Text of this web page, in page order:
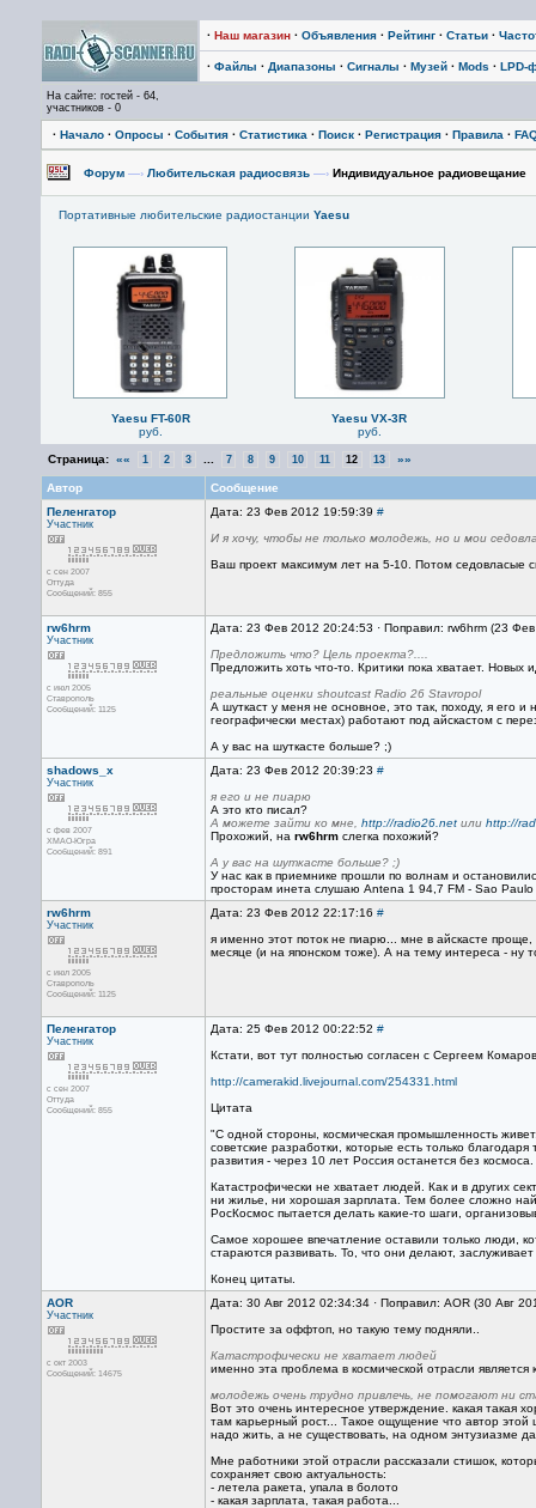
· Наш магазин · Объявления · Рейтинг · Статьи ·
· Файлы · Диапазоны · Сигналы · Музей · Mods · LPD-
На сайте: гостей - 64,
участников - 0
· Начало · Опросы · События · Статистика · Поиск · Регистрация · Правила ·
Форум —› Любительская радиосвязь —› Индивидуальное радиовещание
Портативные любительские радиостанции Yaesu
Yaesu FT-60R
руб.
Yaesu VX-3R
руб.
Страница: «« 1 2 3 7 8 9 10 11 12 13 »»
Автор
Сообщение
Пеленгатор
Участник
с сен 2007
Оттуда
Сообщений: 855
Дата: 23 Фев 2012 19:59:39 #
И я хочу, чтобы не только молодежь, но и мои
Ваш проект максимум лет на 5-10. Потом седовласые
rw6hrm
Участник
с июл 2005
Ставрополь
Сообщений: 1125
Дата: 23 Фев 2012 20:24:53 · Поправил: rw6hrm (23
Предложить что? Цель проекта?....
Предложить хоть что-то. Критики пока хватает. Новых
реальные оценки shoutcast Radio 26 Stavropol
А шуткаст у меня не основное, это так, походу, я его
географически местах) работают под айскастом с
А у вас на шуткасте больше? ;)
shadows_x
Участник
с фев 2007
ХМАО-Югра
Сообщений: 891
Дата: 23 Фев 2012 20:39:23 #
я его и не пиарю
А это кто писал?
А можете зайти ко мне, http://radio26.net или http://
Прохожий, на rw6hrm слегка похожий?
А у вас на шуткасте больше? ;)
У нас как в приемнике прошли по волнам и
просторам инета слушаю Antena 1 94,7 FM - Sao Paulo
rw6hrm
Участник
с июл 2005
Ставрополь
Сообщений: 1125
Дата: 23 Фев 2012 22:17:16 #
я именно этот поток не пиарю... мне в айскасте
месяце (и на японском тоже). А на тему интереса - ну
Пеленгатор
Участник
с сен 2007
Оттуда
Сообщений: 855
Дата: 25 Фев 2012 00:22:52 #
Кстати, вот тут полностью согласен с Сергеем
http://camerakid.livejournal.com/254331.html
Цитата
"С одной стороны, космическая промышленность
советские разработки, которые есть только
развития - через 10 лет Россия останется без космоса.
Катастрофически не хватает людей. Как и в других
ни жилье, ни хорошая зарплата. Тем более сложно
РосКосмос пытается делать какие-то шаги,
Самое хорошее впечатление оставили только люди,
стараются развивать. То, что они делают,
Конец цитаты.
AOR
Участник
с окт 2003
Сообщений: 14675
Дата: 30 Авг 2012 02:34:34 · Поправил: AOR (30 Авг
Простите за оффтоп, но такую тему подняли..
Катастрофически не хватает людей
именно эта проблема в космической отрасли является
молодежь очень трудно привлечь, не помогают ни
Вот это очень интересное утверждение. какая такая
там карьерный рост... Такое ощущение что автор
надо жить, а не существовать, на одном энтузиазме
Мне работники этой отрасли рассказали стишок,
сохраняет свою актуальность:
- летела ракета, упала в болото
- какая зарплата, такая работа...